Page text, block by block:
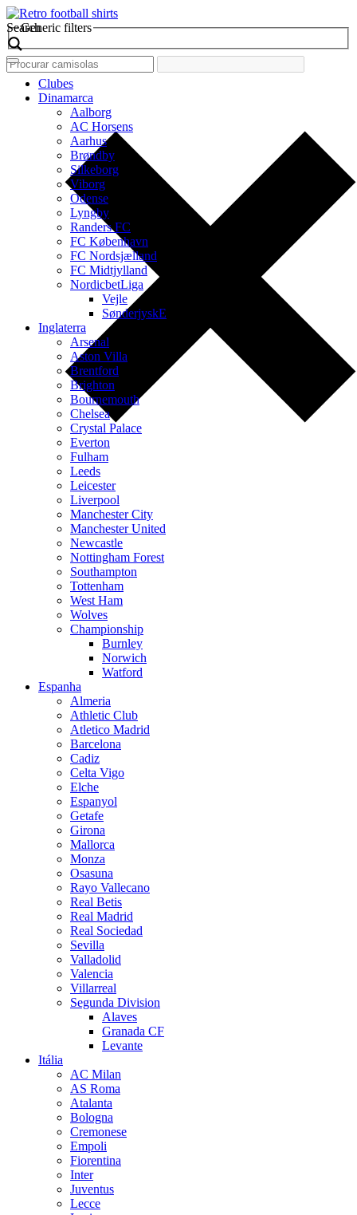
Search
Generic filters
Clubes
Dinamarca
Aalborg
AC Horsens
Aarhus
Brøndby
Silkeborg
Viborg
Odense
Lyngby
Randers FC
FC København
FC Nordsjælland
FC Midtjylland
NordicbetLiga
Vejle
SønderjyskE
Inglaterra
Arsenal
Aston Villa
Brentford
Brighton
Bournemouth
Chelsea
Crystal Palace
Everton
Fulham
Leeds
Leicester
Liverpool
Manchester City
Manchester United
Newcastle
Nottingham Forest
Southampton
Tottenham
West Ham
Wolves
Championship
Burnley
Norwich
Watford
Espanha
Almeria
Athletic Club
Atletico Madrid
Barcelona
Cadiz
Celta Vigo
Elche
Espanyol
Getafe
Girona
Mallorca
Monza
Osasuna
Rayo Vallecano
Real Betis
Real Madrid
Real Sociedad
Sevilla
Valladolid
Valencia
Villarreal
Segunda Division
Alaves
Granada CF
Levante
Itália
AC Milan
AS Roma
Atalanta
Bologna
Cremonese
Empoli
Fiorentina
Inter
Juventus
Lecce